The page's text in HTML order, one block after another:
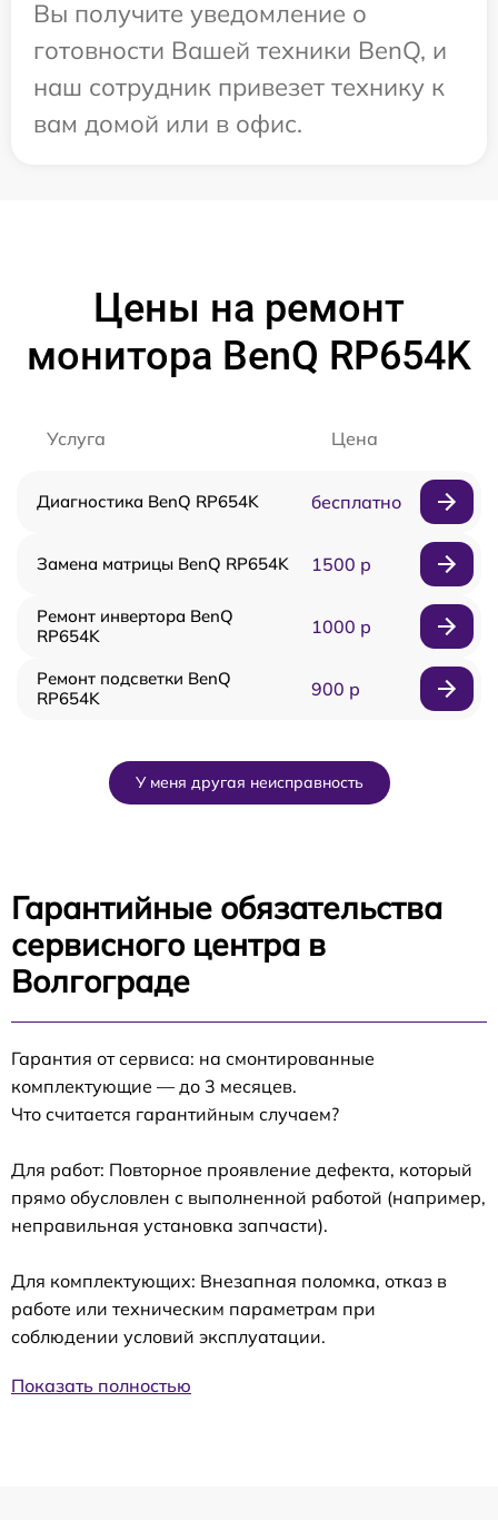
Вы получите уведомление о
готовности Вашей техники BenQ, и
наш сотрудник привезет технику к
вам домой или в офис.
Цены на ремонт
монитора BenQ RP654K
Услуга Цена
Диагностика BenQ RP654K бесплатно
Замена матрицы BenQ RP654K 1500 р
Ремонт инвертора BenQ
RP654K
1000 р
Ремонт подсветки BenQ
RP654K
900 р
У меня другая неисправность
Гарантийные обязательства
сервисного центра в
Волгограде
Гарантия от сервиса: на смонтированные
комплектующие — до 3 месяцев.
Что считается гарантийным случаем?
Для работ: Повторное проявление дефекта, который
прямо обусловлен с выполненной работой (например,
неправильная установка запчасти).
Для комплектующих: Внезапная поломка, отказ в
работе или техническим параметрам при
соблюдении условий эксплуатации.
Показать полностью